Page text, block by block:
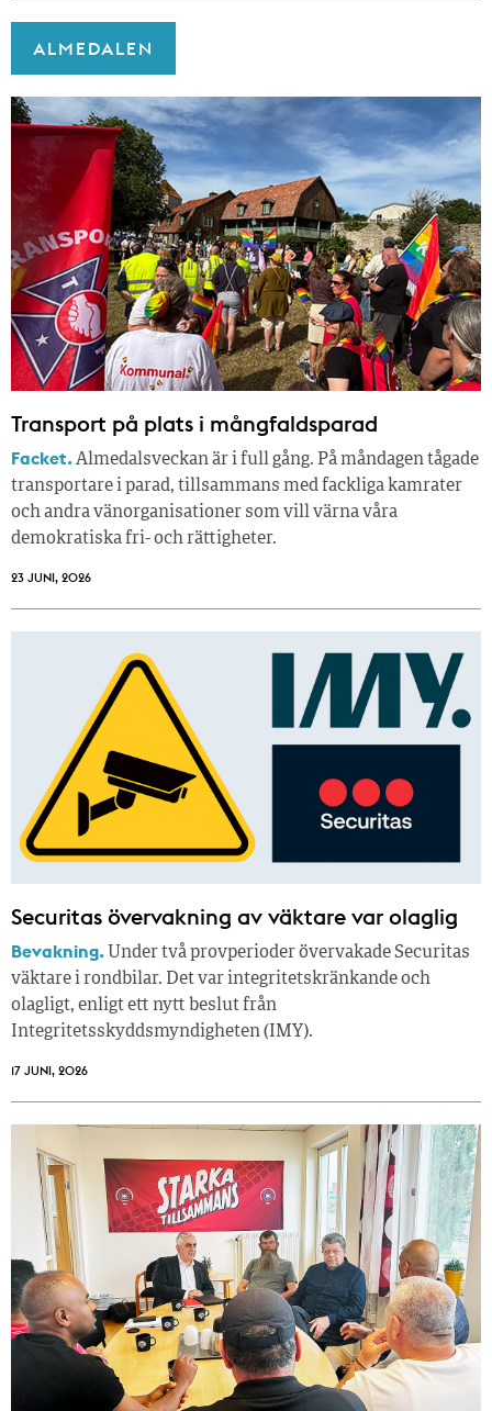
ALMEDALEN
Transport på plats i mångfaldsparad
Facket.Almedalsveckan är i full gång. På måndagen tågade
transportare i parad, tillsammans med fackliga kamrater
och andra vänorganisationer som vill värna våra
demokratiska fri- och rättigheter.
23 JUNI, 2026
Securitas övervakning av väktare var olaglig
Bevakning. Under två provperioder övervakade Securitas
väktare i rondbilar. Det var integritetskränkande och
olagligt, enligt ett nytt beslut från
Integritetsskyddsmyndigheten (IMY).
17 JUNI, 2026